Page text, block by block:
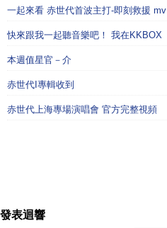
一起來看 赤世代首波主打-即刻救援 mv
快來跟我一起聽音樂吧！ 我在KKBOX
本週值星官－介
赤世代I專輯收到
赤世代上海專場演唱會 官方完整視頻
發表迴響